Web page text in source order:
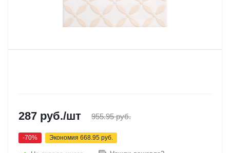
287 руб./шт 955.95руб.
-70% Экономия 668.95 руб.